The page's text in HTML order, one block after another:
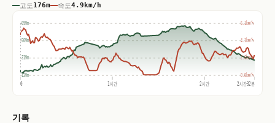
고도176m 속도4.9km/h
0 1시간 2시간 2시간32분
699m
509m
319m
129m
6.1km/h
4.1km/h
2.0km/h
0.0km/h
기록